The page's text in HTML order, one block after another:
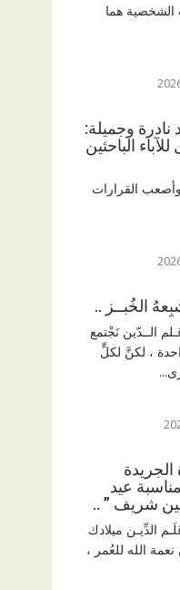
الشخصية هما
نادرة وجميلة:
الباحثين
القرارات
الخُبــز ..
الــدّين نَجْتمع
، لكنَّ لكلٍّ
الجريدة
عيد
شريف ” ..
الدِّيـن ميلادك
الله للعُمر ،